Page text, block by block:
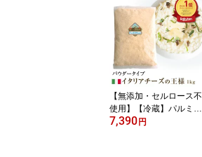
級 贅沢 イタリア
【無添加・セルロース不
使用】【冷蔵】パルミジ
ャーノ レッジャーノ パ
7,390円